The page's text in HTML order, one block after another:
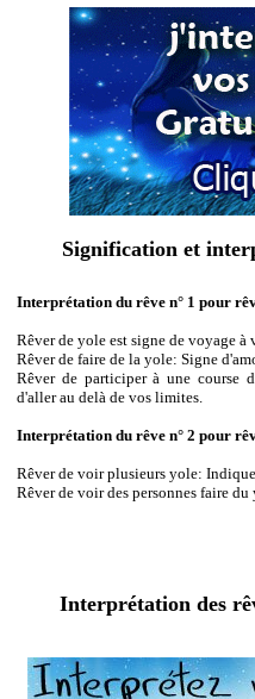
Signification et
Interprétation du rêve n° 1 pour
Rêver de yole est signe de voyage à
Rêver de faire de la yole: Signe
Rêver de participer à une course
d'aller au delà de vos limites.
Interprétation du rêve n° 2 pour
Rêver de voir plusieurs yole:
Rêver de voir des personnes faire
Interprétation des